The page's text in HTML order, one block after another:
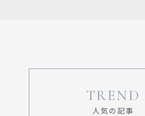
TREND
人気の記事